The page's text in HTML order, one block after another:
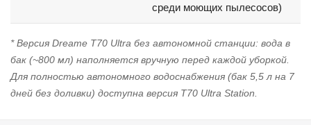
среди моющих пылесосов)
* Версия Dreame T70 Ultra без автономной станции: вода в
бак (~800 мл) наполняется вручную перед каждой уборкой.
Для полностью автономного водоснабжения (бак 5,5 л на 7
дней без доливки) доступна версия T70 Ultra Station.